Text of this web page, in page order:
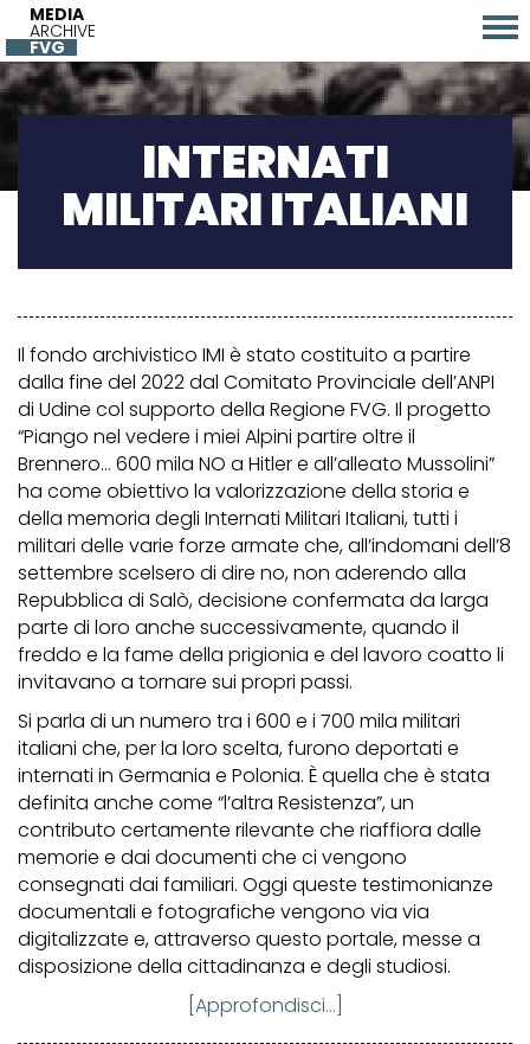
MEDIA
ARCHIVE
FVG
INTERNATI
MILITARI ITALIANI
Il fondo archivistico IMI è stato costituito a partire
dalla fine del 2022 dal Comitato Provinciale dell’ANPI
di Udine col supporto della Regione FVG. Il progetto
“Piango nel vedere i miei Alpini partire oltre il
Brennero… 600 mila NO a Hitler e all’alleato Mussolini”
ha come obiettivo la valorizzazione della storia e
della memoria degli Internati Militari Italiani, tutti i
militari delle varie forze armate che, all’indomani dell’8
settembre scelsero di dire no, non aderendo alla
Repubblica di Salò, decisione confermata da larga
parte di loro anche successivamente, quando il
freddo e la fame della prigionia e del lavoro coatto li
invitavano a tornare sui propri passi.
Si parla di un numero tra i 600 e i 700 mila militari
italiani che, per la loro scelta, furono deportati e
internati in Germania e Polonia. È quella che è stata
definita anche come “l’altra Resistenza”, un
contributo certamente rilevante che riaffiora dalle
memorie e dai documenti che ci vengono
consegnati dai familiari. Oggi queste testimonianze
documentali e fotografiche vengono via via
digitalizzate e, attraverso questo portale, messe a
disposizione della cittadinanza e degli studiosi.
[Approfondisci...]